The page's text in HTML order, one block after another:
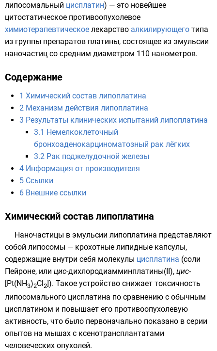
липосомальный цисплатин) — это новейшее
цитостатическое противоопухолевое
химиотерапевтическое лекарство алкилирующего типа
из группы препаратов платины, состоящее из эмульсии
наночастиц со средним диаметром 110 нанометров.
Содержание
1 Химический состав липоплатина
2 Механизм действия липоплатина
3 Результаты клинических испытаний липоплатина
3.1 Немелкоклеточный
бронхоаденокарциноматозный рак лёгких
3.2 Рак поджелудочной железы
4 Информация от производителя
5 Ссылки
6 Внешние ссылки
Химический состав липоплатина
Наночастицы в эмульсии липоплатина представляют
собой липосомы — крохотные липидные капсулы,
содержащие внутри себя молекулы цисплатина (соли
Пейроне, или цис-дихлородиамминплатины(II), цис-
[Pt(NH3)2Cl2]). Такое устройство снижает токсичность
липосомального цисплатина по сравнению с обычным
цисплатином и повышает его противоопухолевую
активность, что было первоначально показано в серии
опытов на мышах с ксенотрансплантатами
человеческих опухолей.